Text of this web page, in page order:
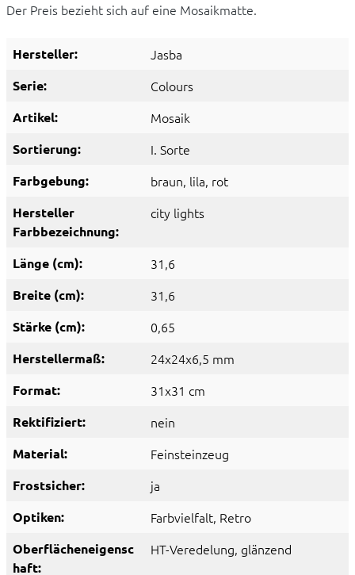
Der Preis bezieht sich auf eine Mosaikmatte.
Hersteller: Jasba
Serie: Colours
Artikel: Mosaik
Sortierung: I. Sorte
Farbgebung: braun, lila, rot
Hersteller
Farbbezeichnung:
city lights
Länge (cm): 31,6
Breite (cm): 31,6
Stärke (cm): 0,65
Herstellermaß: 24x24x6,5 mm
Format: 31x31 cm
Rektifiziert: nein
Material: Feinsteinzeug
Frostsicher: ja
Optiken: Farbvielfalt, Retro
Oberflächeneigensc
haft:
HT-Veredelung, glänzend